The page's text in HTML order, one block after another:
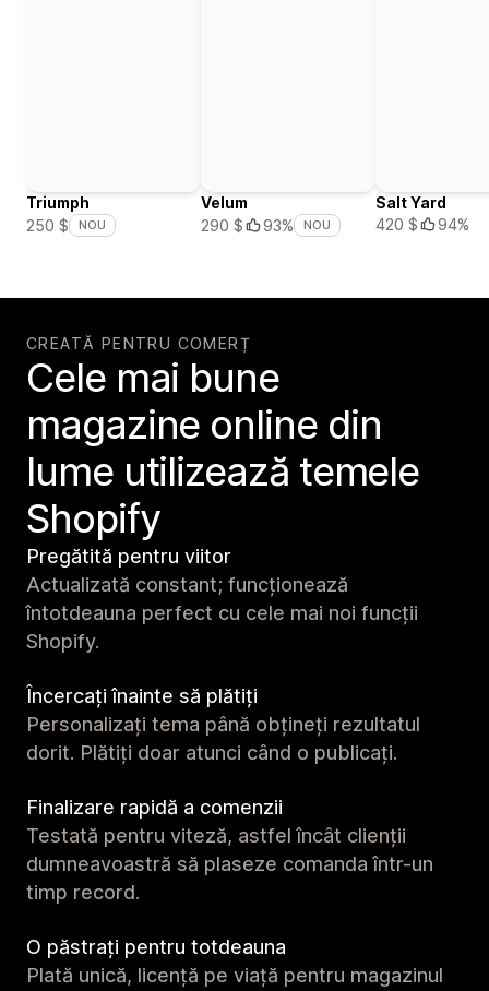
Triumph
250 $
NOU
Velum
290 $
93% NOU
Salt Yard
420 $
94%
CREATĂ PENTRU COMERȚ
Cele mai bune
magazine online din
lume utilizează temele
Shopify
Pregătită pentru viitor
Actualizată constant; funcționează
întotdeauna perfect cu cele mai noi funcții
Shopify.
Încercați înainte să plătiți
Personalizați tema până obțineți rezultatul
dorit. Plătiți doar atunci când o publicați.
Finalizare rapidă a comenzii
Testată pentru viteză, astfel încât clienții
dumneavoastră să plaseze comanda într-un
timp record.
O păstrați pentru totdeauna
Plată unică, licență pe viață pentru magazinul